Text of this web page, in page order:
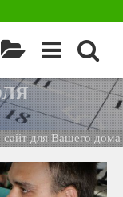
для Вашего дома -